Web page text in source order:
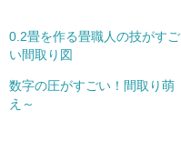
0.2畳を作る畳職人の技がすご
い間取り図
数字の圧がすごい！間取り萌
え～